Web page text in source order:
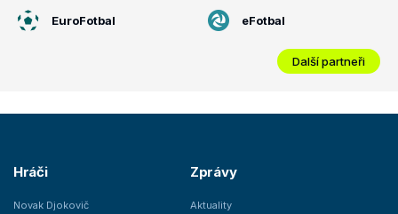
EuroFotbal eFotbal
Další partneři
Hráči
Novak Djokovič
Zprávy
Aktuality